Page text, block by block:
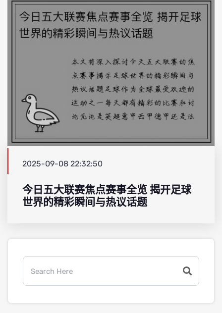
2025-09-08 22:32:50
今日五大联赛焦点赛事全览 揭开足球
世界的精彩瞬间与热议话题